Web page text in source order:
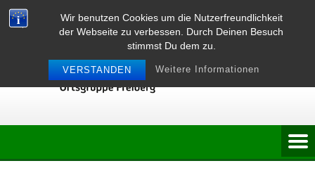
Wir benutzen Cookies um die Nutzerfreundlichkeit
der Webseite zu verbessen. Durch Deinen Besuch
stimmst Du dem zu.
VERSTANDEN Weitere Informationen
Skip
to